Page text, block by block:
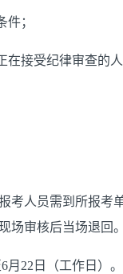
；
在接受纪律审查的
考人员需到所报考
场审核后当场退回
6月 22 日 （工作日） 。